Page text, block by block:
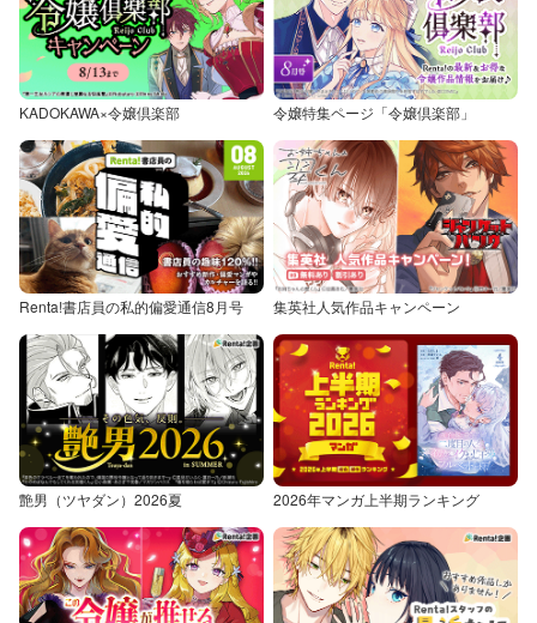
KADOKAWA×令嬢倶楽部 令嬢特集ページ「令嬢倶楽部」
Renta!書店員の私的偏愛通信8月号 集英社人気作品キャンペーン
艶男（ツヤダン）2026夏 2026年マンガ上半期ランキング